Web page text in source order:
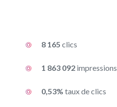
8 165 clics
1 863 092impressions
0,53% taux de clics